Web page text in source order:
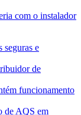
com o instalador
seguras e
de
funcionamento
de AQS em